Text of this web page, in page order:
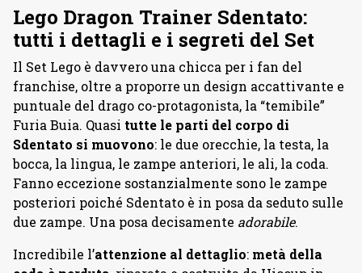
Lego Dragon Trainer Sdentato:
tutti i dettagli e i segreti del Set
Il Set Lego è davvero una chicca per i fan del
franchise, oltre a proporre un design accattivante e
puntuale del drago co-protagonista, la “temibile”
Furia Buia. Quasi tutte le parti del corpo di
Sdentato si muovono: le due orecchie, la testa, la
bocca, la lingua, le zampe anteriori, le ali, la coda.
Fanno eccezione sostanzialmente sono le zampe
posteriori poiché Sdentato è in posa da seduto sulle
due zampe. Una posa decisamente adorabile.
Incredibile l’attenzione al dettaglio: metà della